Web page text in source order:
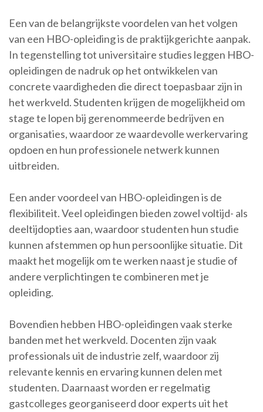
Een van de belangrijkste voordelen van het volgen
van een HBO-opleiding is de praktijkgerichte aanpak.
In tegenstelling tot universitaire studies leggen HBO-
opleidingen de nadruk op het ontwikkelen van
concrete vaardigheden die direct toepasbaar zijn in
het werkveld. Studenten krijgen de mogelijkheid om
stage te lopen bij gerenommeerde bedrijven en
organisaties, waardoor ze waardevolle werkervaring
opdoen en hun professionele netwerk kunnen
uitbreiden.
Een ander voordeel van HBO-opleidingen is de
flexibiliteit. Veel opleidingen bieden zowel voltijd- als
deeltijdopties aan, waardoor studenten hun studie
kunnen afstemmen op hun persoonlijke situatie. Dit
maakt het mogelijk om te werken naast je studie of
andere verplichtingen te combineren met je
opleiding.
Bovendien hebben HBO-opleidingen vaak sterke
banden met het werkveld. Docenten zijn vaak
professionals uit de industrie zelf, waardoor zij
relevante kennis en ervaring kunnen delen met
studenten. Daarnaast worden er regelmatig
gastcolleges georganiseerd door experts uit het